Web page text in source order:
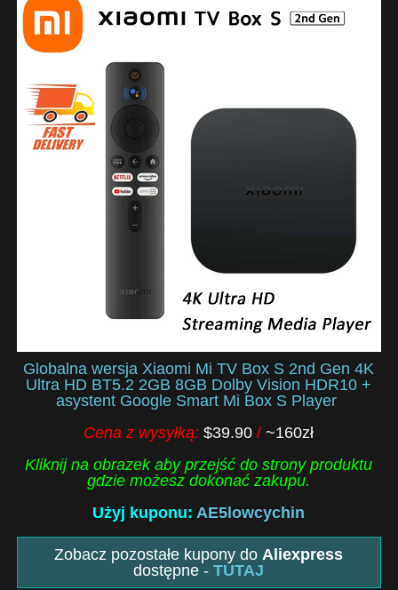
Globalna wersja Xiaomi Mi TV Box S 2nd Gen 4K
Ultra HD BT5.2 2GB 8GB Dolby Vision HDR10 +
asystent Google Smart Mi Box S Player
Cena z wysyłką:$39.90/~160zł
Kliknij na obrazek aby przejść do strony produktu
gdzie możesz dokonać zakupu.
Użyj kuponu: AE5lowcychin
Zobacz pozostałe kupony doAliexpress
dostępne -TUTAJ